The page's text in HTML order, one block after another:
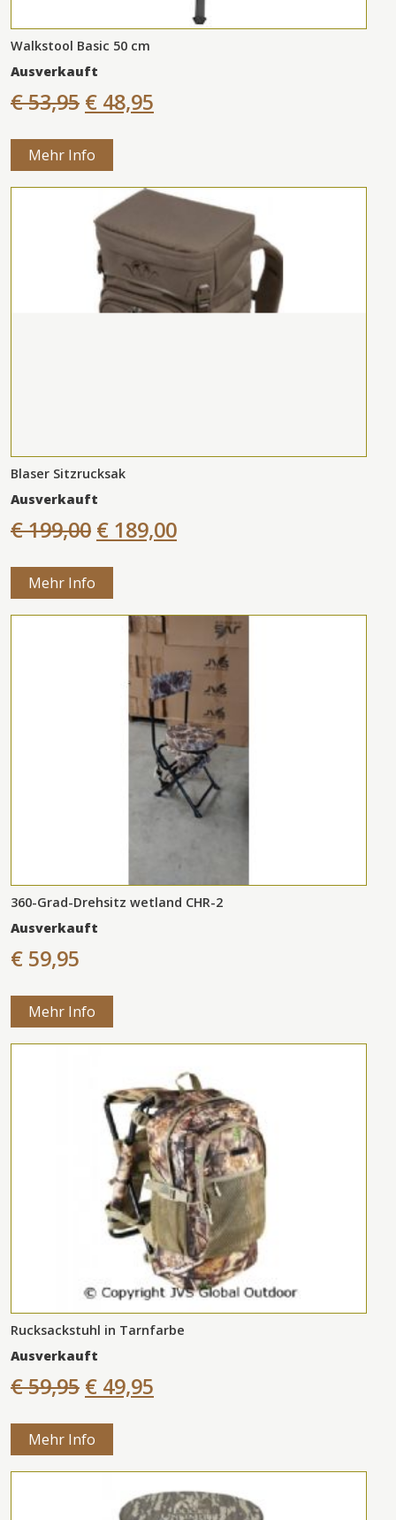
Walkstool Basic 50 cm
Ausverkauft
€ 53,95 € 48,95
Mehr Info
Blaser Sitzrucksak
Ausverkauft
€ 199,00 € 189,00
Mehr Info
360-Grad-Drehsitz wetland CHR-2
Ausverkauft
€ 59,95
Mehr Info
Rucksackstuhl in Tarnfarbe
Ausverkauft
€ 59,95 € 49,95
Mehr Info